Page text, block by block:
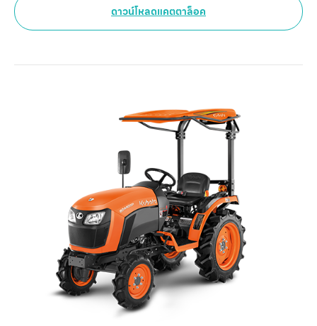
ดาวน์โหลดแคตตาล็อค